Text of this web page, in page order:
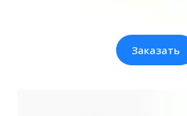
Заказать